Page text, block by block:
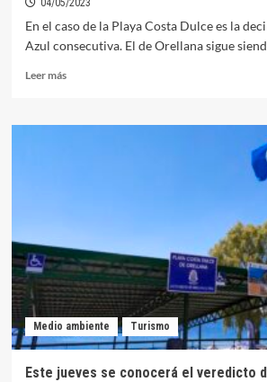
04/05/2023
En el caso de la Playa Costa Dulce es la
Azul consecutiva. El de Orellana sigue
Leer másLeer
Orellana
Puerto
Deportivo
Medio ambiente Turismo
Este jueves se conocerá el veredicto